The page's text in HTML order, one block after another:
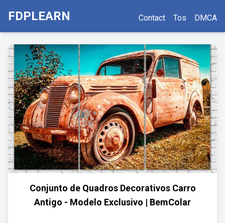
FDPLEARN Contact Tos DMCA
Conjunto de Quadros Decorativos Carro
Antigo - Modelo Exclusivo | BemColar